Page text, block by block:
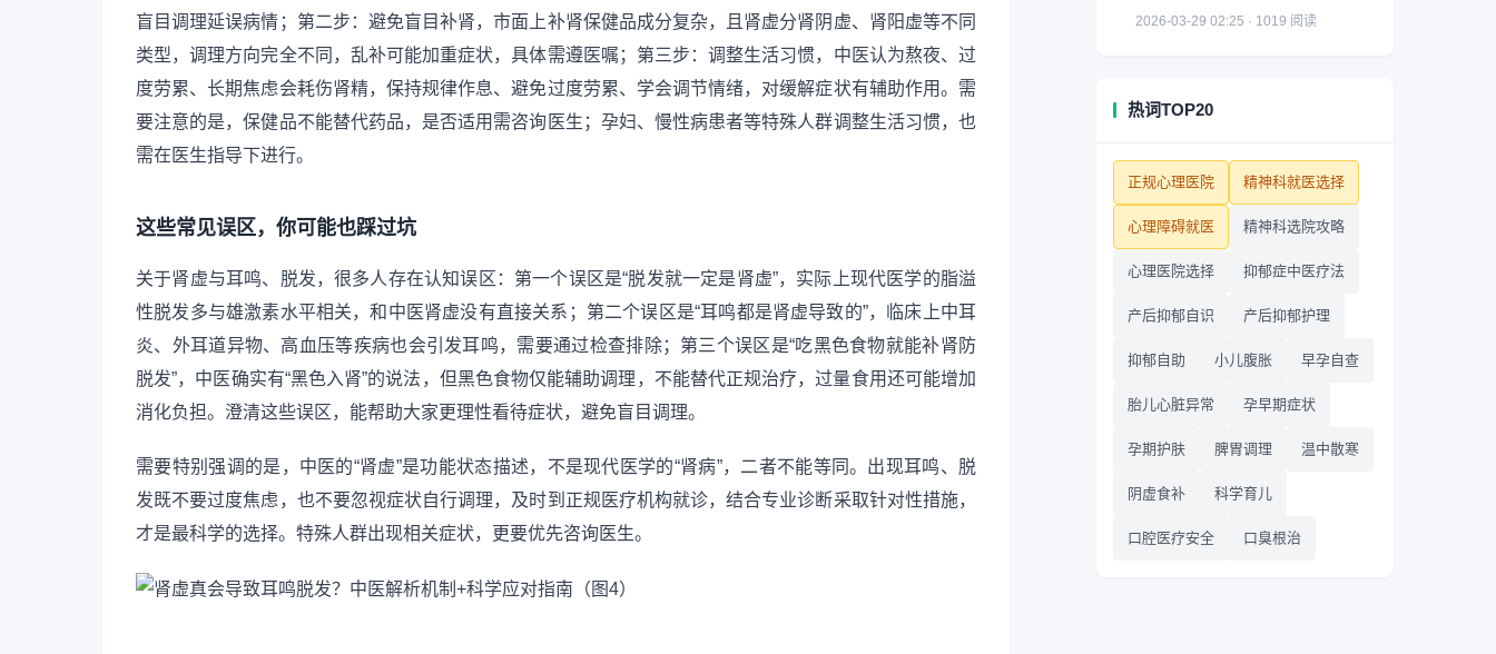
盲目调理延误病情；第二步：避免盲目补肾，市面上补肾保健品成分复杂，且肾虚分肾阴虚、肾阳虚等不同
类型，调理方向完全不同，乱补可能加重症状，具体需遵医嘱；第三步：调整生活习惯，中医认为熬夜、过
度劳累、长期焦虑会耗伤肾精，保持规律作息、避免过度劳累、学会调节情绪，对缓解症状有辅助作用。需
要注意的是，保健品不能替代药品，是否适用需咨询医生；孕妇、慢性病患者等特殊人群调整生活习惯，也
需在医生指导下进行。
这些常见误区，你可能也踩过坑
关于肾虚与耳鸣、脱发，很多人存在认知误区：第一个误区是“脱发就一定是肾虚”，实际上现代医学的脂溢
性脱发多与雄激素水平相关，和中医肾虚没有直接关系；第二个误区是“耳鸣都是肾虚导致的”，临床上中耳
炎、外耳道异物、高血压等疾病也会引发耳鸣，需要通过检查排除；第三个误区是“吃黑色食物就能补肾防
脱发”，中医确实有“黑色入肾”的说法，但黑色食物仅能辅助调理，不能替代正规治疗，过量食用还可能增加
消化负担。澄清这些误区，能帮助大家更理性看待症状，避免盲目调理。
需要特别强调的是，中医的“肾虚”是功能状态描述，不是现代医学的“肾病”，二者不能等同。出现耳鸣、脱
发既不要过度焦虑，也不要忽视症状自行调理，及时到正规医疗机构就诊，结合专业诊断采取针对性措施，
才是最科学的选择。特殊人群出现相关症状，更要优先咨询医生。
2026-03-29 02:25 · 1019 阅读
热词TOP20
正规心理医院 精神科就医选择
心理障碍就医 精神科选院攻略
心理医院选择 抑郁症中医疗法
产后抑郁自识 产后抑郁护理
抑郁自助 小儿腹胀 早孕自查
胎儿心脏异常 孕早期症状
孕期护肤 脾胃调理 温中散寒
阴虚食补 科学育儿
口腔医疗安全 口臭根治